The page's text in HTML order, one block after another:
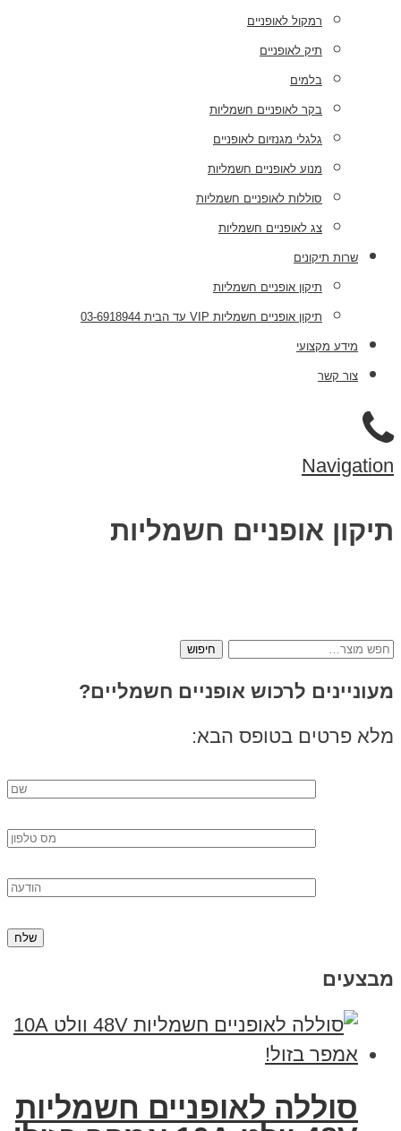
רמקול לאופניים
תיק לאופניים
בלמים
בקר לאופניים חשמליות
גלגלי מגנזיום לאופניים
מנוע לאופניים חשמליות
סוללות לאופניים חשמליות
צג לאופניים חשמליות
שרות תיקונים
תיקון אופניים חשמליות
תיקון אופניים חשמליות VIP עד הבית 03-6918944
מידע מקצועי
צור קשר
Navigation
תיקון אופניים חשמליות
חיפוש
מעוניינים לרכוש אופניים חשמליים?
מלא פרטים בטופס הבא:
מבצעים
סוללה לאופניים חשמליות